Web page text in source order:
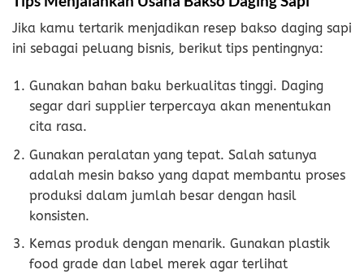
Jika kamu tertarik menjadikan resep bakso daging sapi
ini sebagai peluang bisnis, berikut tips pentingnya:
Gunakan bahan baku berkualitas tinggi. Daging
segar dari supplier terpercaya akan menentukan
cita rasa.
Gunakan peralatan yang tepat. Salah satunya
adalah mesin bakso yang dapat membantu proses
produksi dalam jumlah besar dengan hasil
konsisten.
Kemas produk dengan menarik. Gunakan plastik
food grade dan label merek agar terlihat